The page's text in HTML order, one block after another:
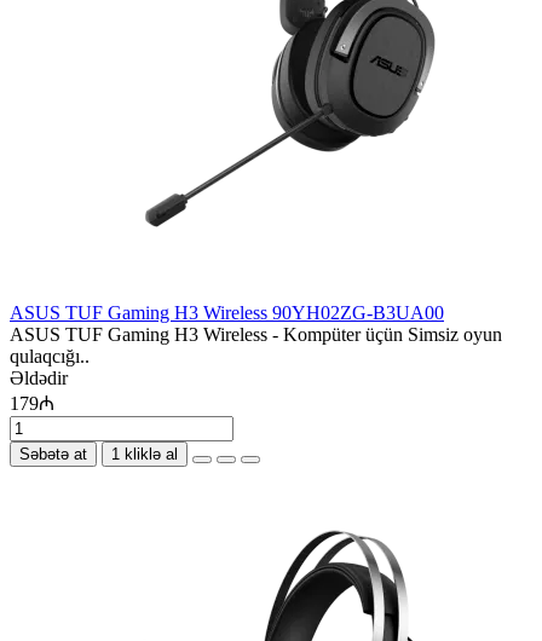
ASUS TUF Gaming H3 Wireless 90YH02ZG-B3UA00
ASUS TUF Gaming H3 Wireless - Kompüter üçün Simsiz oyun
qulaqcığı..
Əldədir
179₼
Səbətə at 1 kliklə al